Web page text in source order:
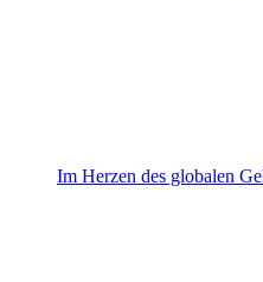
Im Herzen des globalen